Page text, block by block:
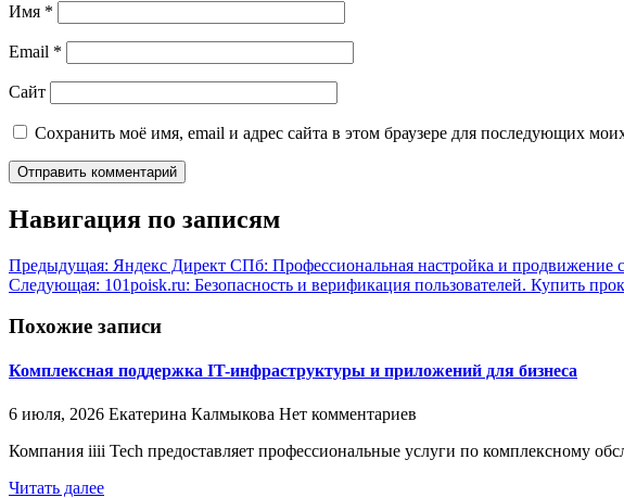
Имя *
Email *
Сайт
Сохранить моё имя, email и адрес сайта в этом браузере для последующих
Навигация по записям
Предыдущая: Яндекс Директ СПб: Профессиональная настройка и продвижение
Следующая: 101poisk.ru: Безопасность и верификация пользователей. Купить
Похожие записи
Комплексная поддержка IT-инфраструктуры и приложений для бизнеса
6 июля, 2026 Екатерина Калмыкова Нет комментариев
Компания iiii Tech предоставляет профессиональные услуги по комплексному
Читать далее